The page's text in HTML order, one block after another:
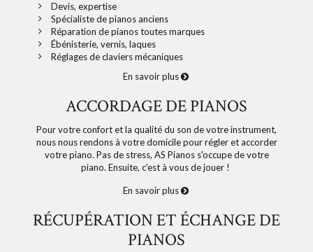
Devis, expertise
Spécialiste de pianos anciens
Réparation de pianos toutes marques
Ébénisterie, vernis, laques
Réglages de claviers mécaniques
En savoir plus
ACCORDAGE DE PIANOS
Pour votre confort et la qualité du son de votre instrument,
nous nous rendons à votre domicile pour régler et accorder
votre piano. Pas de stress, AS Pianos s'occupe de votre
piano. Ensuite, c'est à vous de jouer !
En savoir plus
RÉCUPÉRATION ET ÉCHANGE DE
PIANOS